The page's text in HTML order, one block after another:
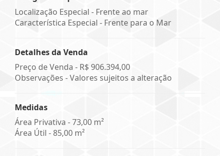
Localização Especial - Frente ao mar
Característica Especial - Frente para o Mar
Detalhes da Venda
Preço de Venda - R$ 906.394,00
Observações - Valores sujeitos a alteração
Medidas
Área Privativa - 73,00 m²
Área Útil - 85,00 m²